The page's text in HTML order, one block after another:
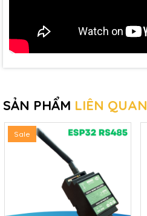
SẢN PHẨM LIÊN QUAN
Sale